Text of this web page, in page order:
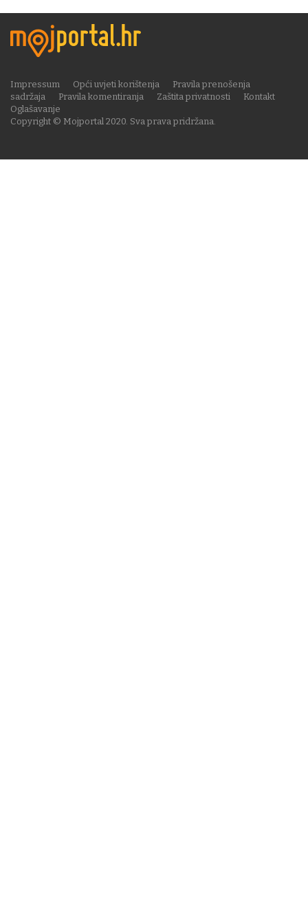
Copyright © Mojportal 2020. Sva prava pridržana.
Impressum Opći uvjeti korištenja
Pravila prenošenja
sadržaja
Pravila komentiranja Zaštita privatnosti
Kontakt
Oglašavanje